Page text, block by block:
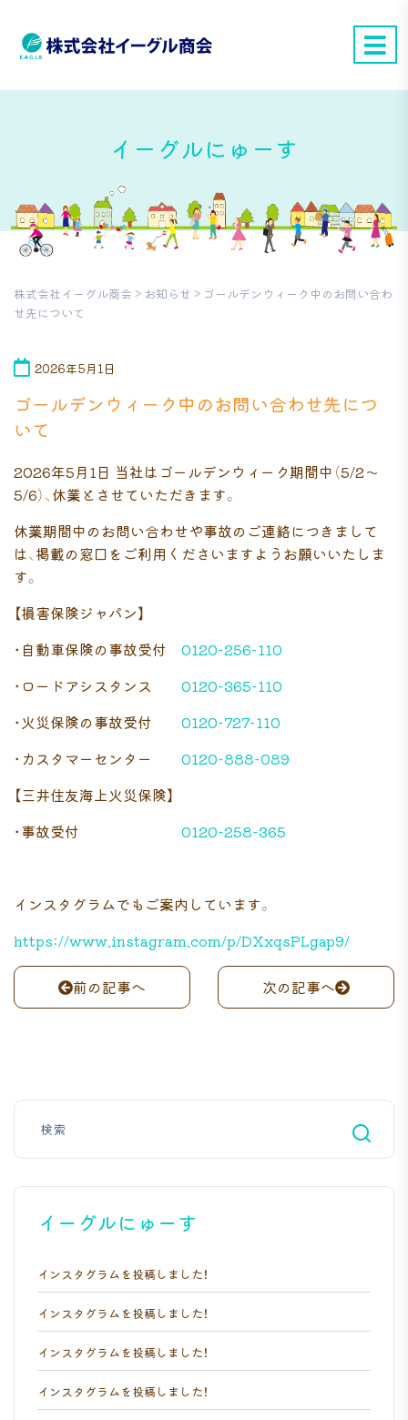
イーグルにゅーす
株式会社イーグル商会 > お知らせ > ゴールデンウィーク中のお問い合わ
せ先について
2026年5月1日
ゴールデンウィーク中のお問い合わせ先につ
いて
2026年5月1日 当社はゴールデンウィーク期間中（5/2～
5/6）、休業とさせていただきます。
休業期間中のお問い合わせや事故のご連絡につきまして
は、掲載の窓口をご利用くださいますようお願いいたしま
す。
【損害保険ジャパン】
・自動車保険の事故受付 0120-256-110
・ロードアシスタンス 0120-365-110
・火災保険の事故受付 0120-727-110
・カスタマーセンター 0120-888-089
【三井住友海上火災保険】
・事故受付 0120-258-365
インスタグラムでもご案内しています。
https://www.instagram.com/p/DXxqsPLgap9/
前の記事へ 次の記事へ
イーグルにゅーす
インスタグラムを投稿しました！
インスタグラムを投稿しました！
インスタグラムを投稿しました！
インスタグラムを投稿しました！